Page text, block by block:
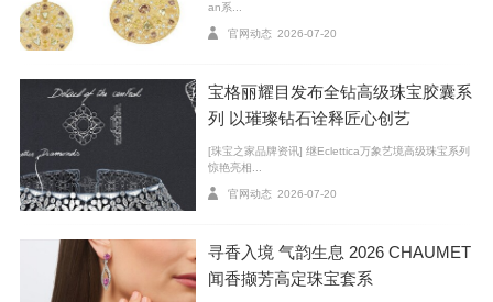
an系...
官网动态 2026-07-20
宝格丽耀目发布全钻高级珠宝胶囊系
列 以璀璨钻石诠释匠心创艺
[珠宝之家品牌资讯] 继Eclettica万象艺境高级珠宝系列
惊艳亮相...
官网动态 2026-07-20
寻香入境 气韵生息 2026 CHAUMET
闻香撷芳高定珠宝套系